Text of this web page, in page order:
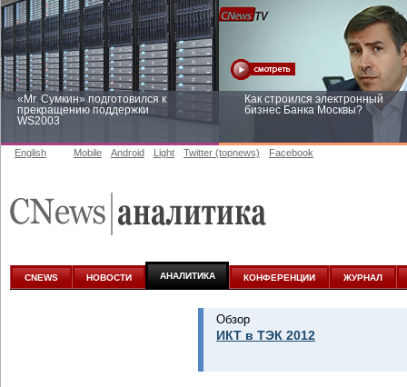
«Mr. Сумкин» подготовился к
прекращению поддержки
WS2003
Как строился электронный
бизнес Банка Москвы?
аналитике
English Mobile Android Light Twitter (topnews) Facebook
CNEWS НОВОСТИ АНАЛИТИКА КОНФЕРЕНЦИИ ЖУРНАЛ
Обзор
ИКТ в ТЭК 2012